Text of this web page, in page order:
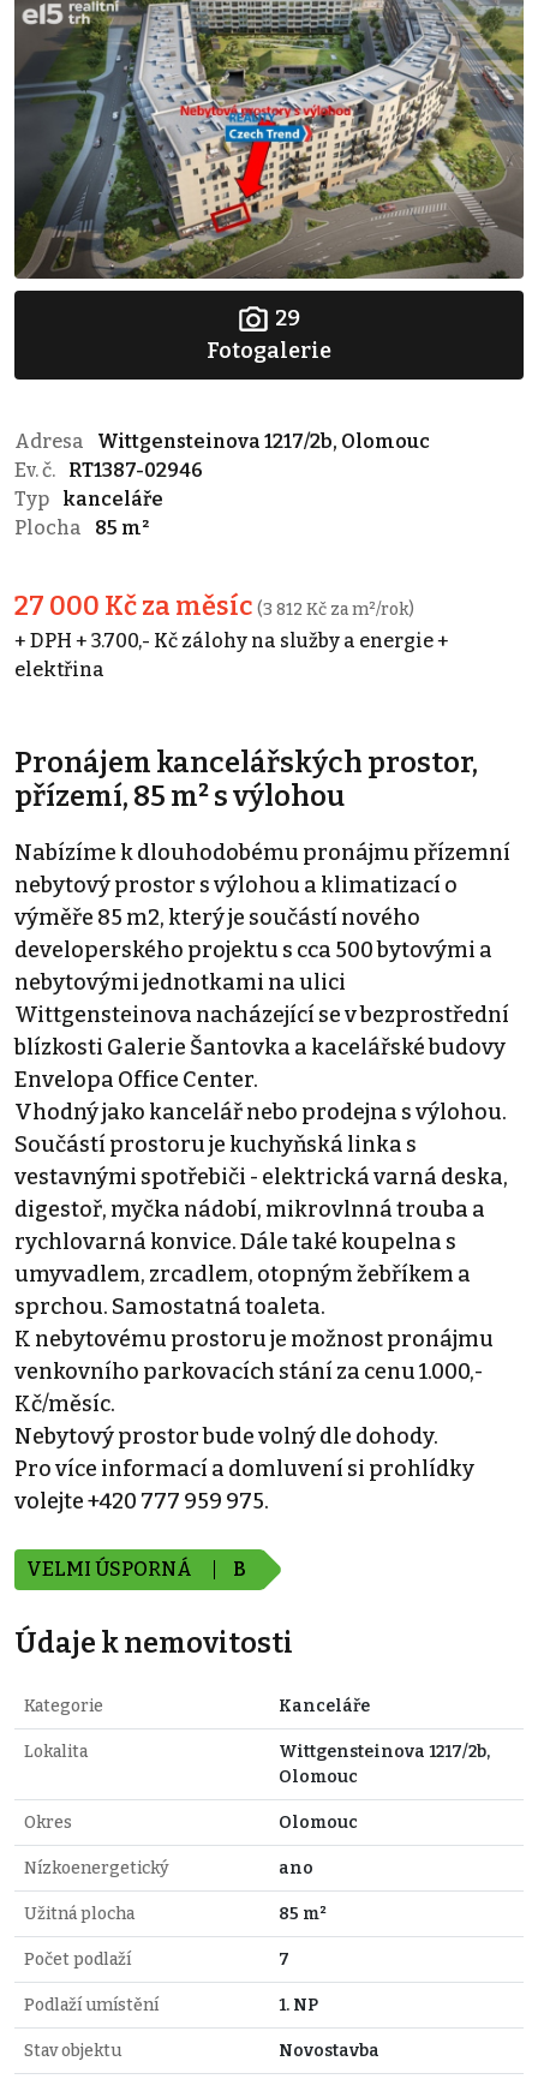
29
Fotogalerie
Adresa
Wittgensteinova 1217/2b, Olomouc
Ev. č.
RT1387-02946
Typ
kanceláře
Plocha
85 m²
27 000 Kč za měsíc (3 812 Kč za m²/rok)
+ DPH + 3.700,- Kč zálohy na služby a energie +
elektřina
Pronájem kancelářských prostor,
přízemí, 85 m² s výlohou
Nabízíme k dlouhodobému pronájmu přízemní
nebytový prostor s výlohou a klimatizací o
výměře 85 m2, který je součástí nového
developerského projektu s cca 500 bytovými a
nebytovými jednotkami na ulici
Wittgensteinova nacházející se v bezprostřední
blízkosti Galerie Šantovka a kacelářské budovy
Envelopa Office Center.
Vhodný jako kancelář nebo prodejna s výlohou.
Součástí prostoru je kuchyňská linka s
vestavnými spotřebiči - elektrická varná deska,
digestoř, myčka nádobí, mikrovlnná trouba a
rychlovarná konvice. Dále také koupelna s
umyvadlem, zrcadlem, otopným žebříkem a
sprchou. Samostatná toaleta.
K nebytovému prostoru je možnost pronájmu
venkovního parkovacích stání za cenu 1.000,-
Kč/měsíc.
Nebytový prostor bude volný dle dohody.
Pro více informací a domluvení si prohlídky
volejte +420 777 959 975.
VELMI ÚSPORNÁ B
Údaje k nemovitosti
Kategorie Kanceláře
Lokalita
Wittgensteinova 1217/2b,
Olomouc
Okres Olomouc
Nízkoenergetický ano
Užitná plocha 85 m²
Počet podlaží 7
Podlaží umístění 1. NP
Stav objektu Novostavba